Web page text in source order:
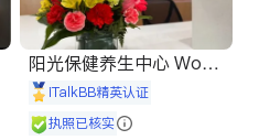
阳光保健养生中心 World
shine
iTalkBB精英认证
执照已核实